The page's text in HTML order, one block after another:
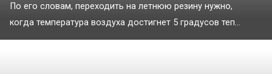
По его словам, переходить на летнюю резину нужно,
когда температура воздуха достигнет 5 градусов теп...